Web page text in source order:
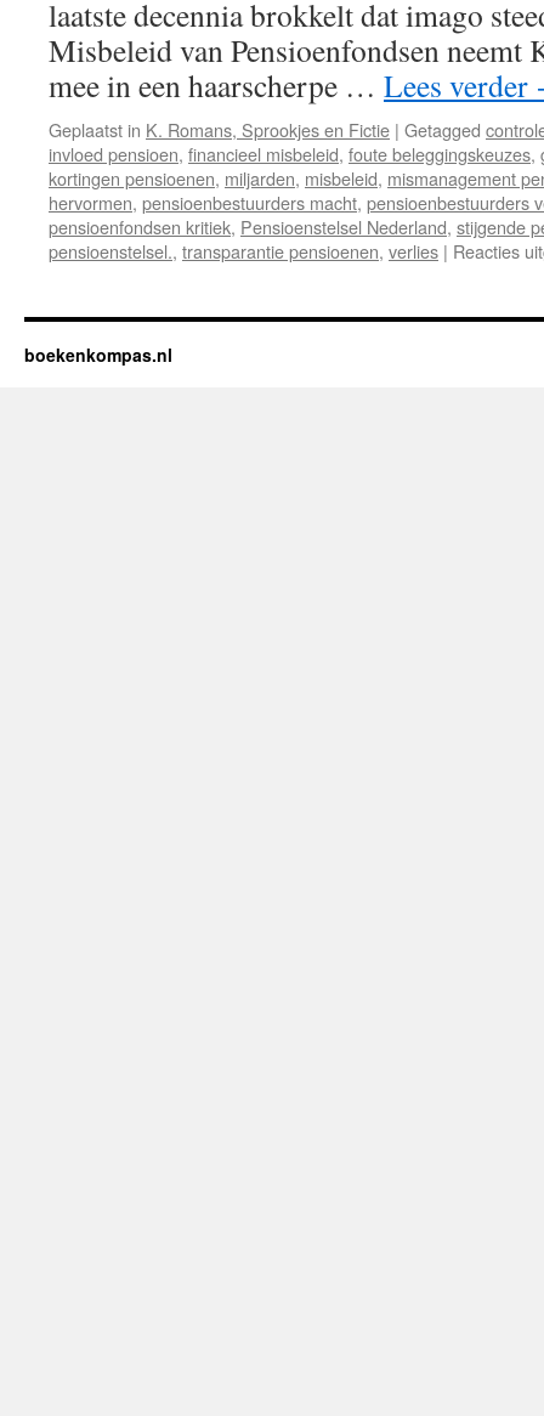
laatste decennia brokkelt dat imago
Misbeleid van Pensioenfondsen neemt
mee in een haarscherpe … Lees verder
Geplaatst in K. Romans, Sprookjes en Fictie | Getagged
invloed pensioen, financieel misbeleid, foute beleggingskeuzes,
kortingen pensioenen, miljarden, misbeleid, mismanagement
hervormen, pensioenbestuurders macht, pensioenbestuurders
pensioenfondsen kritiek, Pensioenstelsel Nederland, stijgende
pensioenstelsel., transparantie pensioenen, verlies | Reacties
boekenkompas.nl